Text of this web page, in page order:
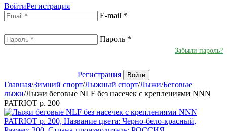
ВойтиРегистрация
E-mail *
Пароль *
Забыли пароль?
Регистрация Войти
Главная/Зимний спорт/Лыжный спорт/Лыжи/Беговые
лыжи/Лыжи беговые NLF без насечек c креплениями NNN
PATRIOT р. 200